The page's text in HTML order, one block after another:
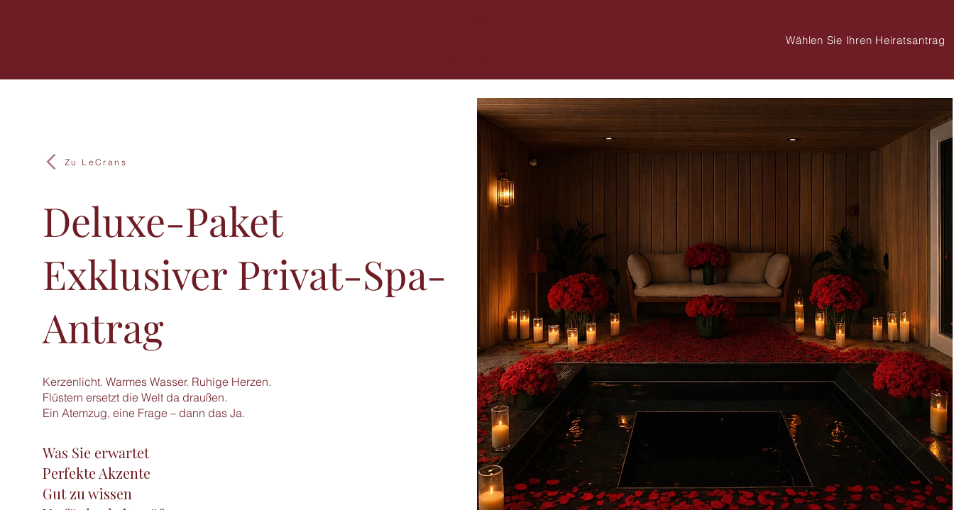
Wählen Sie Ihren Heiratsantrag
Zu LeCrans
Deluxe-Paket
Exklusiver Privat-Spa-
Antrag
Kerzenlicht. Warmes Wasser. Ruhige Herzen.
Flüstern ersetzt die Welt da draußen.
Ein Atemzug, eine Frage – dann das Ja.
Was Sie erwartet
Perfekte Akzente
Gut zu wissen